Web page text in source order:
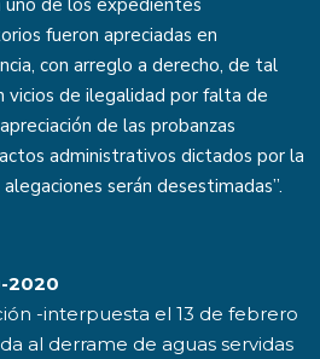
uno de los expedientes
fueron apreciadas en
con arreglo a derecho, de tal
vicios de ilegalidad por falta de
de las probanzas
administrativos dictados por la
serán desestimadas”.
2020
-interpuesta el 13 de febrero
al derrame de aguas servidas